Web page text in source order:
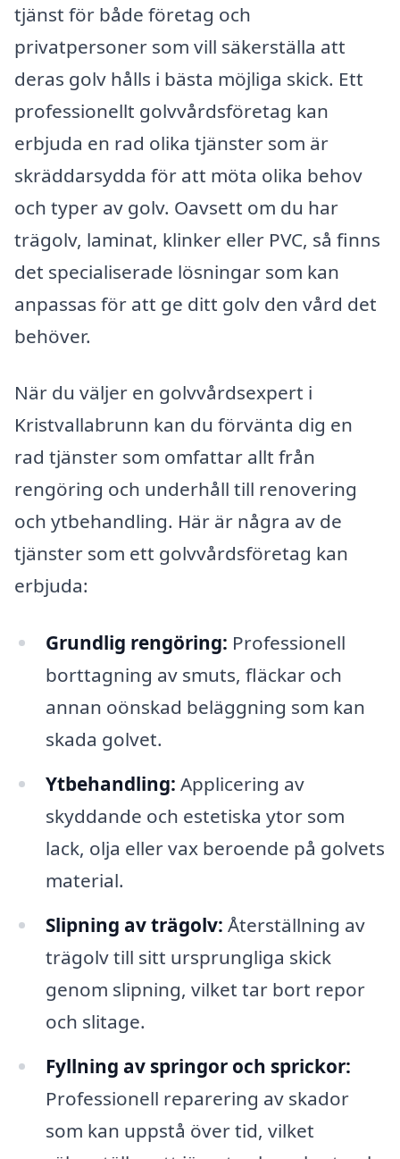
tjänst för både företag och
privatpersoner som vill säkerställa att
deras golv hålls i bästa möjliga skick. Ett
professionellt golvvårdsföretag kan
erbjuda en rad olika tjänster som är
skräddarsydda för att möta olika behov
och typer av golv. Oavsett om du har
trägolv, laminat, klinker eller PVC, så finns
det specialiserade lösningar som kan
anpassas för att ge ditt golv den vård det
behöver.
När du väljer en golvvårdsexpert i
Kristvallabrunn kan du förvänta dig en
rad tjänster som omfattar allt från
rengöring och underhåll till renovering
och ytbehandling. Här är några av de
tjänster som ett golvvårdsföretag kan
erbjuda:
Grundlig rengöring: Professionell
borttagning av smuts, fläckar och
annan oönskad beläggning som kan
skada golvet.
Ytbehandling: Applicering av
skyddande och estetiska ytor som
lack, olja eller vax beroende på golvets
material.
Slipning av trägolv: Återställning av
trägolv till sitt ursprungliga skick
genom slipning, vilket tar bort repor
och slitage.
Fyllning av springor och sprickor:
Professionell reparering av skador
som kan uppstå över tid, vilket